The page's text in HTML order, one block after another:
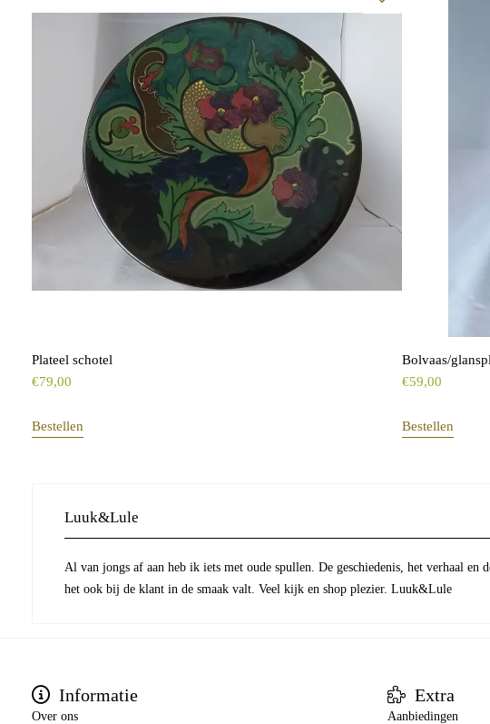
Plateel schotel
€79,00
Bestellen
Bolvaas/
€59,00
Bestellen
Luuk&Lule
Al van jongs af aan heb ik iets met oude spullen. De geschiedenis, het verhaal
het ook bij de klant in de smaak valt. Veel kijk en shop plezier. Luuk&Lule
Informatie
Over ons
Extra
Aanbiedingen